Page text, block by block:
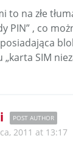
to na złe
PIN” , co
„karta SIM
POST AUTHOR
2011 at 13:17